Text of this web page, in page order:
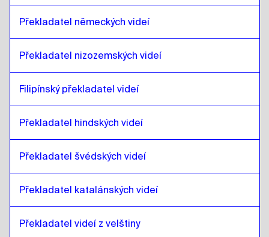
katarská arabštinaažlitevština
litevštinaažuzbecký
uzbeckýažlitevština
argentinská španělštinaaž
litevština
litevštinaažkanadská angličtina /
francouzštinaaž litevština
Překladatel německých videí
Překladatel nizozemských videí
Filipínský překladatel videí
Překladatel hindských videí
Překladatel švédských videí
Překladatel katalánských videí
Překladatel videí z velštiny